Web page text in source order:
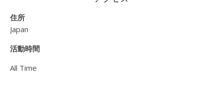
住所
Japan
活動時間
All Time